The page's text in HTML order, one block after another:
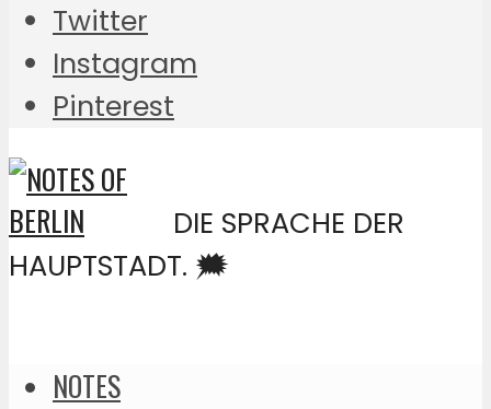
Twitter
Instagram
Pinterest
DIE SPRACHE DER
HAUPTSTADT. 🗯️
NOTES